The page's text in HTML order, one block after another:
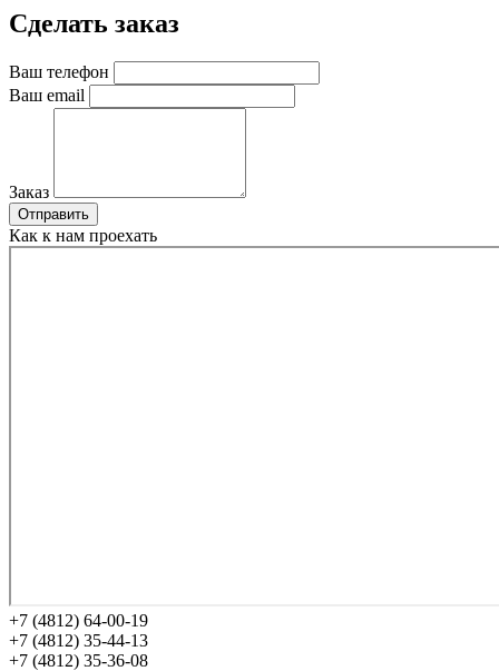
Сделать заказ
Ваш телефон
Ваш email
Заказ
Отправить
Как к нам проехать
+7 (4812) 64-00-19
+7 (4812) 35-44-13
+7 (4812) 35-36-08